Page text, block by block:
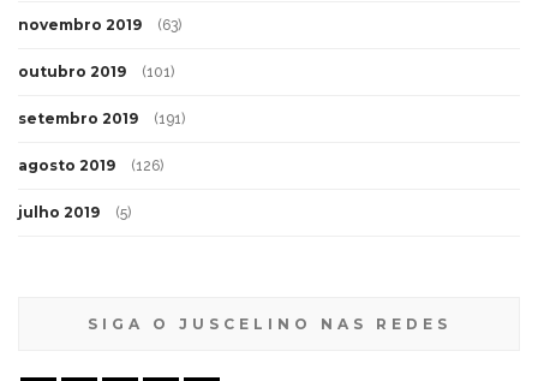
novembro 2019 (63)
outubro 2019 (101)
setembro 2019 (191)
agosto 2019 (126)
julho 2019 (5)
SIGA O JUSCELINO NAS REDES